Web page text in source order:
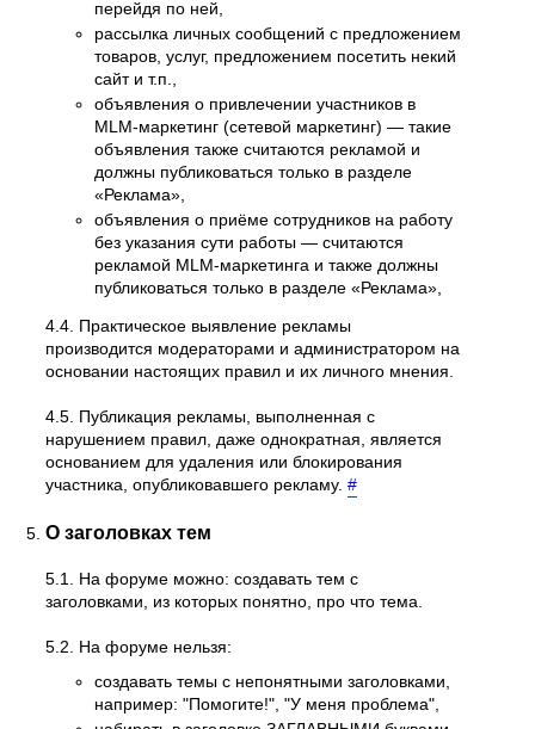
перейдя по ней,
рассылка личных сообщений с предложением
товаров, услуг, предложением посетить некий
сайт и т.п.,
объявления о привлечении участников в
MLM-маркетинг (сетевой маркетинг) — такие
объявления также считаются рекламой и
должны публиковаться только в разделе
«Реклама»,
объявления о приёме сотрудников на работу
без указания сути работы — считаются
рекламой MLM-маркетинга и также должны
публиковаться только в разделе «Реклама»,
4.4. Практическое выявление рекламы
производится модераторами и администратором на
основании настоящих правил и их личного мнения.
4.5. Публикация рекламы, выполненная с
нарушением правил, даже однократная, является
основанием для удаления или блокирования
участника, опубликовавшего рекламу.#
О заголовках тем
5.1. На форуме можно: создавать тем с
заголовками, из которых понятно, про что тема.
5.2. На форуме нельзя:
создавать темы с непонятными заголовками,
например: "Помогите!", "У меня проблема",